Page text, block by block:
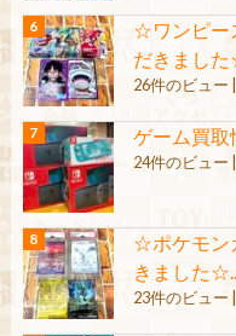
☆ワンピー
だきまし
26件のビュー
ゲーム買取
24件のビュー
☆ポケモン
きました
23件のビュー